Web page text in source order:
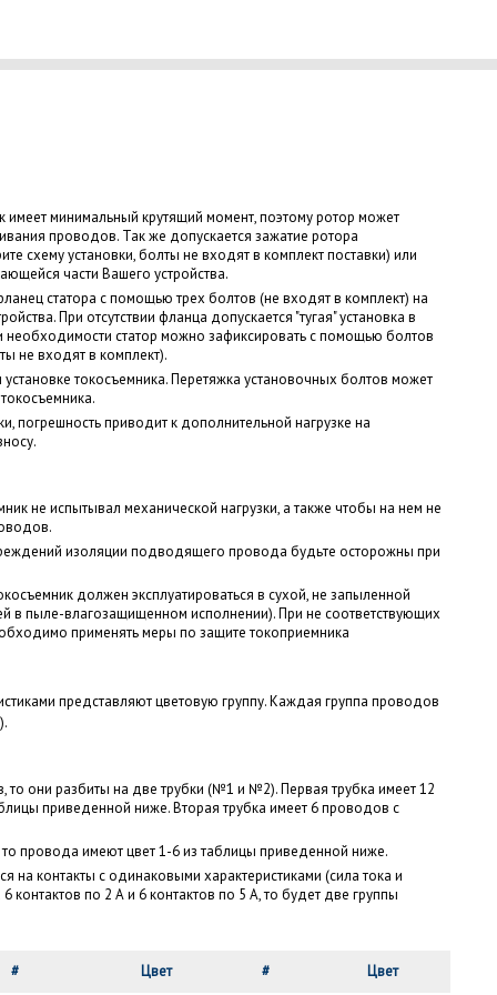
имеет минимальный крутящий момент, поэтому ротор может
проводов. Так же допускается зажатие ротора
схему установки, болты не входят в комплект поставки) или
части Вашего устройства.
статора с помощью трех болтов (не входят в комплект) на
При отсутствии фланца допускается "тугая" установка в
необходимости статор можно зафиксировать с помощью болтов
не входят в комплект).
токосъемника. Перетяжка установочных болтов может
погрешность приводит к дополнительной нагрузке на
не испытывал механической нагрузки, а также чтобы на нем не
изоляции подводящего провода будьте осторожны при
должен эксплуатироваться в сухой, не запыленной
в пыле-влагозащищенном исполнении). При не соответствующих
применять меры по защите токоприемника
представляют цветовую группу. Каждая группа проводов
то они разбиты на две трубки (№1 и №2). Первая трубка имеет 12
приведенной ниже. Вторая трубка имеет 6 проводов с
то провода имеют цвет 1-6 из таблицы приведенной ниже.
на контакты с одинаковыми характеристиками (сила тока и
контактов по 2 А и 6 контактов по 5 А, то будет две группы
# Цвет # Цвет